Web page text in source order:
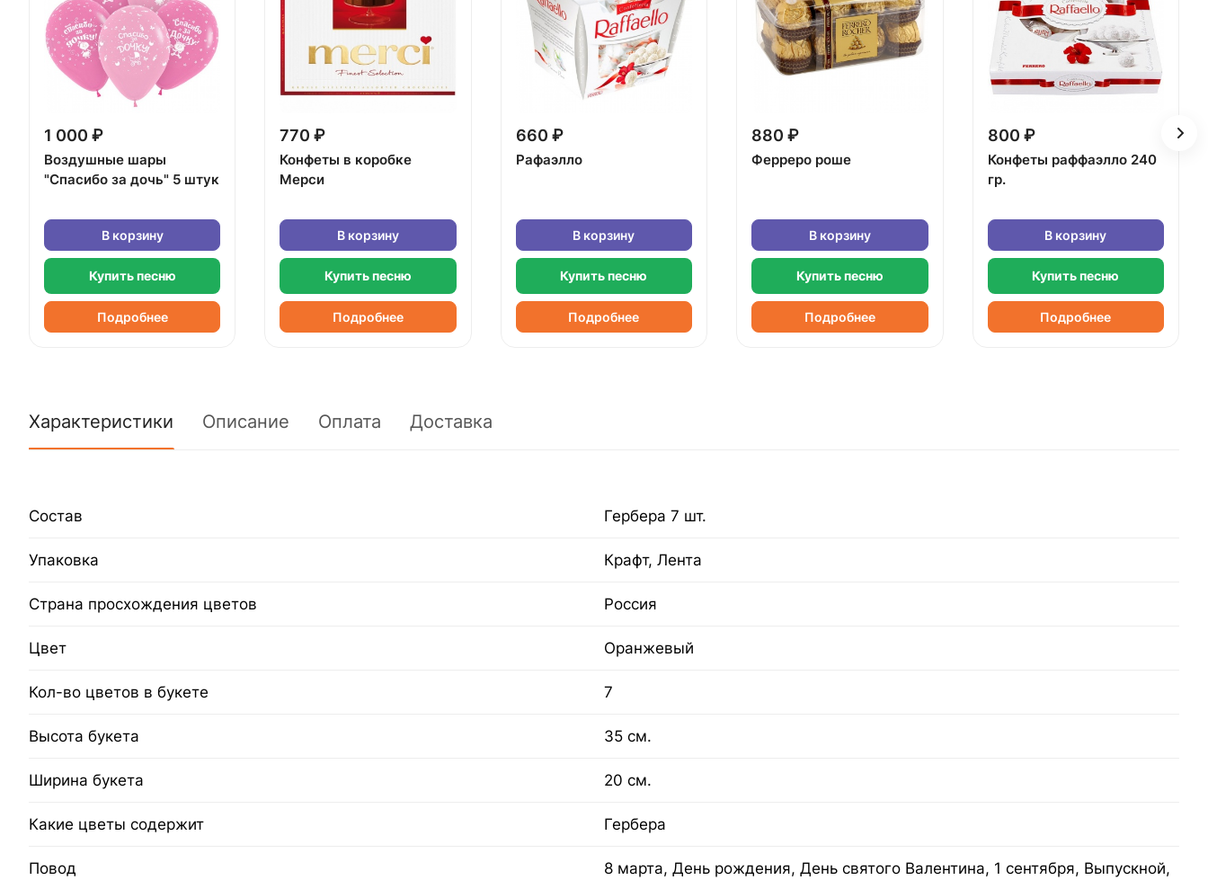
1 000 ₽
Воздушные шары
"Спасибо за дочь" 5 штук
В корзину
Купить песню
Подробнее
770 ₽
Конфеты в коробке
Мерси
В корзину
Купить песню
Подробнее
660 ₽
Рафаэлло
В корзину
Купить песню
Подробнее
880 ₽
Ферреро роше
В корзину
Купить песню
Подробнее
800 ₽
Конфеты раффаэлло 240
гр.
В корзину
Купить песню
Подробнее
Характеристики Описание Оплата Доставка
Состав Гербера 7 шт.
Упаковка Крафт, Лента
Страна просхождения цветов Россия
Цвет Оранжевый
Кол-во цветов в букете 7
Высота букета 35 см.
Ширина букета 20 см.
Какие цветы содержит Гербера
Повод
8 марта, День рождения, День святого Валентина, 1 сентября, Выпускной,